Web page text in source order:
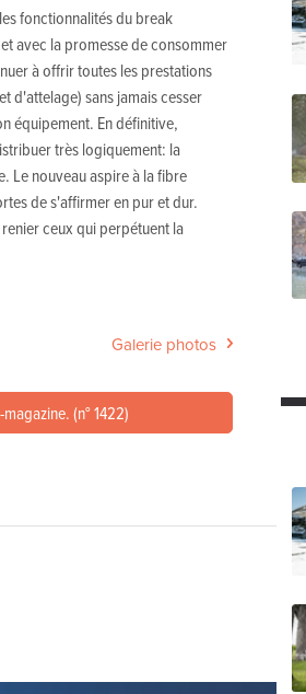
fonctionnalités du break
avec la promesse de consommer
à offrir toutes les prestations
d'attelage) sans jamais cesser
équipement. En définitive,
très logiquement: la
Le nouveau aspire à la fibre
de s'affirmer en pur et dur.
ceux qui perpétuent la
Galerie photos
(n° 1422)